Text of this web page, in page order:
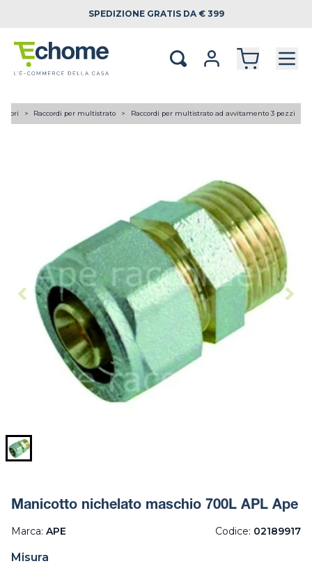
SPEDIZIONE GRATIS DA € 399
Raccordi per multistrato Raccordi per multistrato ad avvitamento 3 pezzi
Manicotto nichelato maschio 700L APL Ape
Marca: APE Codice: 02189917
Misura